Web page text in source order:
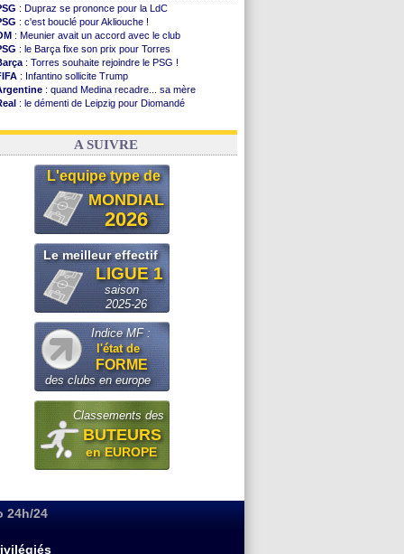
: Dupraz se prononce pour la LdC
: c'est bouclé pour Akliouche !
: Meunier avait un accord avec le club
: le Barça fixe son prix pour Torres
: Torres souhaite rejoindre le PSG !
: Infantino sollicite Trump
: quand Medina recadre... sa mère
: le démenti de Leipzig pour Diomandé
: le conseiller d'Infantino démissionne !
A SUIVRE
L'equipe type de
MONDIAL
2026
Le meilleur effectif
LIGUE 1
saison
2025-26
Indice MF :
l'état de
FORME
des clubs en europe
Classements des
BUTEURS
en EUROPE
24h/24